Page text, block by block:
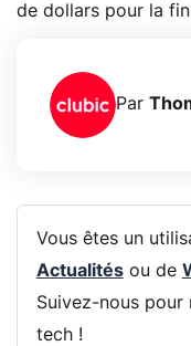
de dollars pour la
Par
Vous êtes un
Actualitésou de
Suivez-nous pour
tech !